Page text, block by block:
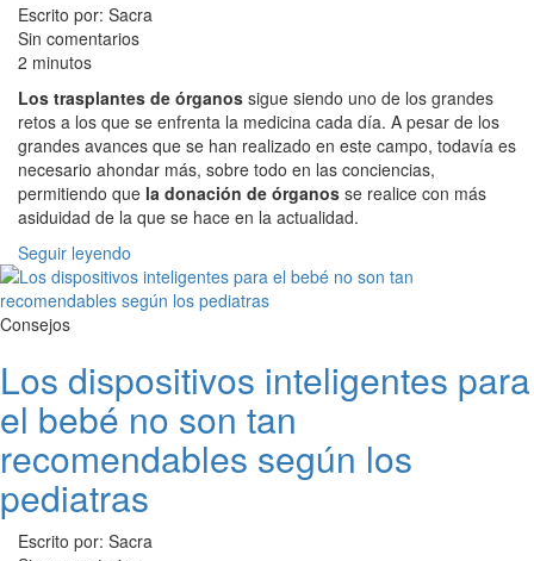
Escrito por: Sacra
Sin comentarios
2 minutos
Los trasplantes de órganos sigue siendo uno de los grandes
retos a los que se enfrenta la medicina cada día. A pesar de los
grandes avances que se han realizado en este campo, todavía es
necesario ahondar más, sobre todo en las conciencias,
permitiendo que la donación de órganos se realice con más
asiduidad de la que se hace en la actualidad.
Seguir leyendo
Consejos
Los dispositivos inteligentes para
el bebé no son tan
recomendables según los
pediatras
Escrito por: Sacra